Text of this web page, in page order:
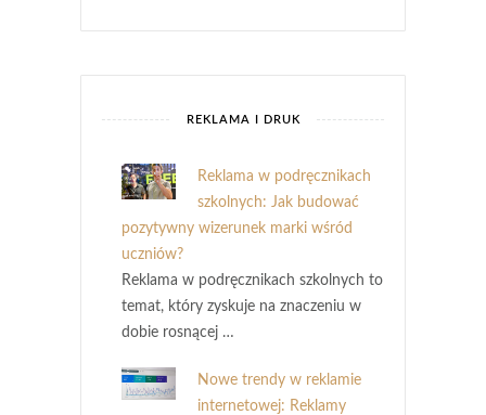
REKLAMA I DRUK
Reklama w podręcznikach
szkolnych: Jak budować
pozytywny wizerunek marki wśród
uczniów?
Reklama w podręcznikach szkolnych to
temat, który zyskuje na znaczeniu w
dobie rosnącej …
Nowe trendy w reklamie
internetowej: Reklamy